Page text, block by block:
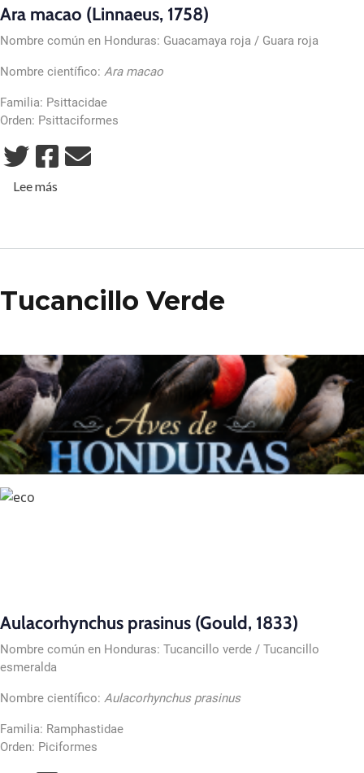
Ara macao (Linnaeus, 1758)
Nombre común en Honduras: Guacamaya roja / Guara roja
Nombre científico: Ara macao
Familia: Psittacidae
Orden: Psittaciformes
Lee más
Tucancillo Verde
Aulacorhynchus prasinus (Gould, 1833)
Nombre común en Honduras: Tucancillo verde / Tucancillo
esmeralda
Nombre científico: Aulacorhynchus prasinus
Familia: Ramphastidae
Orden: Piciformes